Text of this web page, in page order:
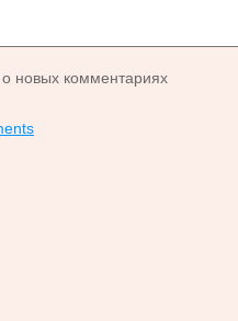
новых комментариях